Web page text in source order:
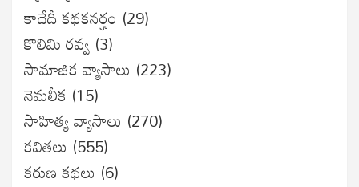
కాదేదీ కథకనర్హం (29)
కొలిమి రవ్వ (3)
సామాజిక వ్యాసాలు (223)
నెమలీక (15)
సాహిత్య వ్యాసాలు (270)
కవితలు (555)
కరుణ కథలు (6)